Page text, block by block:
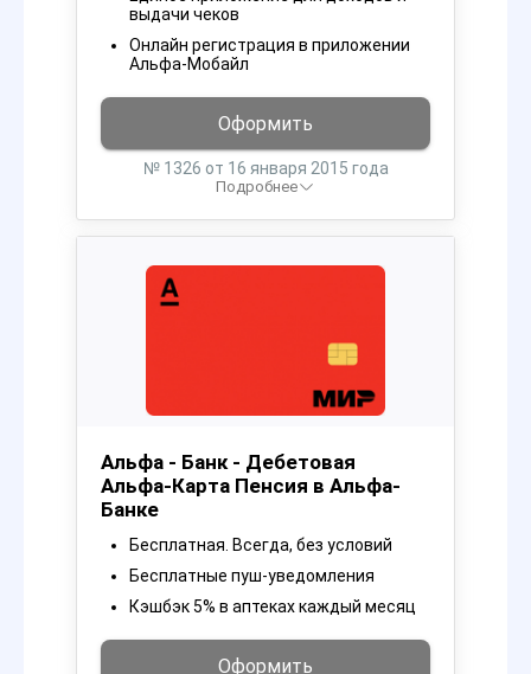
выдачи чеков
Онлайн регистрация в приложении
Альфа-Мобайл
Оформить
№ 1326 от 16 января 2015 года
Подробнее
Альфа - Банк - Дебетовая
Альфа-Карта Пенсия в Альфа-
Банке
Бесплатная. Всегда, без условий
Бесплатные пуш-уведомления
Кэшбэк 5% в аптеках каждый месяц
Оформить